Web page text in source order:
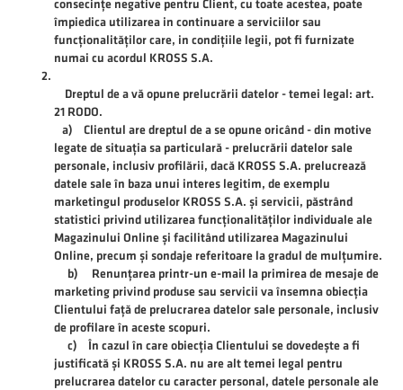
consecințe negative pentru Client, cu toate acestea, poate
împiedica utilizarea in continuare a serviciilor sau
funcționalităților care, in condițiile legii, pot fi furnizate
numai cu acordul KROSS S.A.
Dreptul de a vă opune prelucrării datelor - temei legal: art.
21 RODO.
a) Clientul are dreptul de a se opune oricând - din motive
legate de situația sa particulară - prelucrării datelor sale
personale, inclusiv profilării, dacă KROSS S.A. prelucrează
datele sale în baza unui interes legitim, de exemplu
marketingul produselor KROSS S.A. și servicii, păstrând
statistici privind utilizarea funcționalităților individuale ale
Magazinului Online și facilitând utilizarea Magazinului
Online, precum și sondaje referitoare la gradul de mulțumire.
b) Renunțarea printr-un e-mail la primirea de mesaje de
marketing privind produse sau servicii va însemna obiecția
Clientului față de prelucrarea datelor sale personale, inclusiv
de profilare în aceste scopuri.
c) În cazul în care obiecția Clientului se dovedește a fi
justificată și KROSS S.A. nu are alt temei legal pentru
prelucrarea datelor cu caracter personal, datele personale ale